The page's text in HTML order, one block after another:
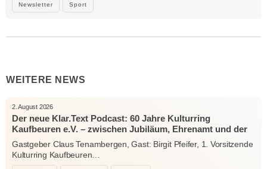
Newsletter Sport
WEITERE NEWS
2. August 2026
Der neue Klar.Text Podcast: 60 Jahre Kulturring
Kaufbeuren e.V. – zwischen Jubiläum, Ehrenamt und der
Kraft der Kultur
Gastgeber Claus Tenambergen, Gast: Birgit Pfeifer, 1. Vorsitzende
Kulturring Kaufbeuren…